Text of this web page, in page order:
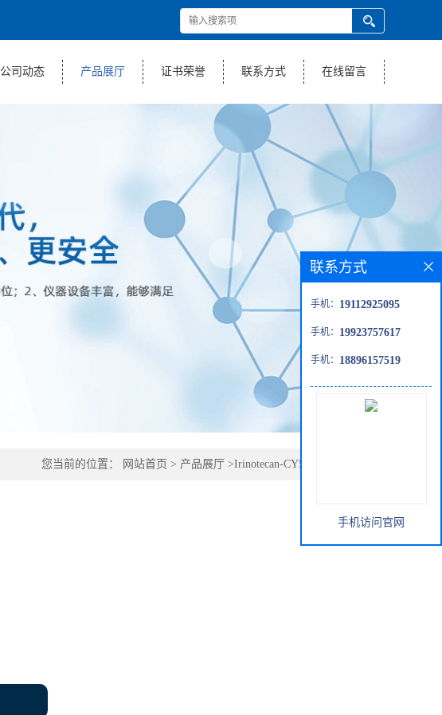
公司动态 产品展厅 证书荣誉 联系方式 在线留言
您当前的位置： 网站首页 > 产品展厅 >Irinotecan-CY5;伊立替康-CY5
联系方式
手机： 19112925095
手机： 19923757617
手机： 18896157519
手机访问官网